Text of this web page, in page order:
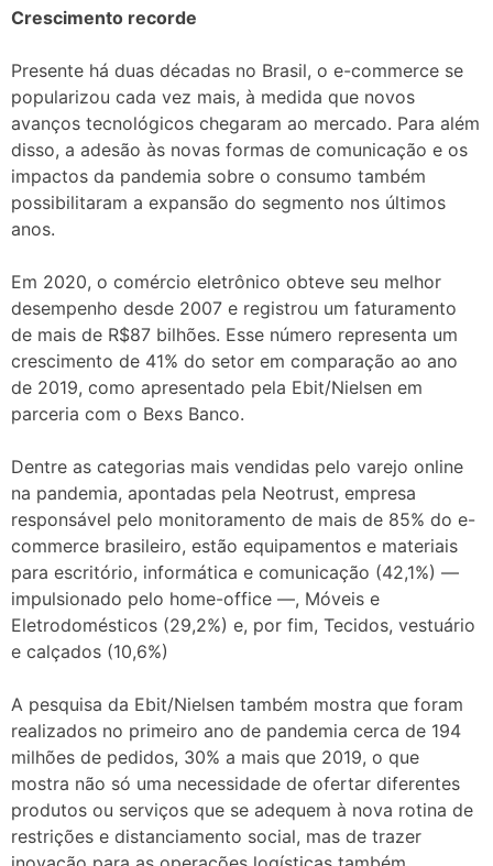
Crescimento recorde
Presente há duas décadas no Brasil, o e-commerce se
popularizou cada vez mais, à medida que novos
avanços tecnológicos chegaram ao mercado. Para além
disso, a adesão às novas formas de comunicação e os
impactos da pandemia sobre o consumo também
possibilitaram a expansão do segmento nos últimos
anos.
Em 2020, o comércio eletrônico obteve seu melhor
desempenho desde 2007 e registrou um faturamento
de mais de R$87 bilhões. Esse número representa um
crescimento de 41% do setor em comparação ao ano
de 2019, como apresentado pela Ebit/Nielsen em
parceria com o Bexs Banco.
Dentre as categorias mais vendidas pelo varejo online
na pandemia, apontadas pela Neotrust, empresa
responsável pelo monitoramento de mais de 85% do e-
commerce brasileiro, estão equipamentos e materiais
para escritório, informática e comunicação (42,1%) —
impulsionado pelo home-office —, Móveis e
Eletrodomésticos (29,2%) e, por fim, Tecidos, vestuário
e calçados (10,6%)
A pesquisa da Ebit/Nielsen também mostra que foram
realizados no primeiro ano de pandemia cerca de 194
milhões de pedidos, 30% a mais que 2019, o que
mostra não só uma necessidade de ofertar diferentes
produtos ou serviços que se adequem à nova rotina de
restrições e distanciamento social, mas de trazer